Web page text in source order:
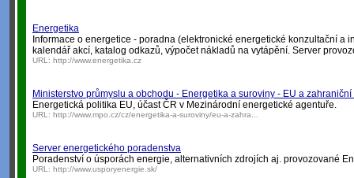
Energetika
Informace o energetice - poradna (elektronické energetické konzultační a
kalendář akcí, katalog odkazů, výpočet nákladů na vytápění. Server
URL: http://www.energetika.cz
Ministerstvo průmyslu a obchodu - Energetika a suroviny - EU a
Energetická politika EU, účast ČR v Mezinárodní energetické agentuře.
URL: http://www.mpo.cz/cz/energetika-a-suroviny/eu-a-zahra...
Server energetického poradenstva
Poradenství o úsporách energie, alternativních zdrojích aj. provozované
URL: http://www.usporyenergie.sk/